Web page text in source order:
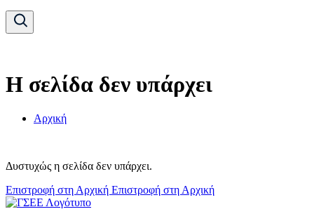
Η σελίδα δεν υπάρχει
Αρχική
Δυστυχώς η σελίδα δεν υπάρχει.
Επιστροφή στη Αρχική Επιστροφή στη Αρχική